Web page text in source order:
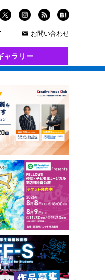
お問い合わせ
ャラリー